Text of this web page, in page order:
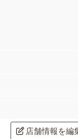
店舗情報を編